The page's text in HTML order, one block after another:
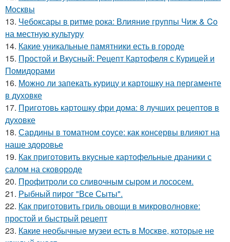
Москвы
13. Чебоксары в ритме рока: Влияние группы Чиж & Co
на местную культуру
14. Какие уникальные памятники есть в городе
15. Простой и Вкусный: Рецепт Картофеля с Курицей и
Помидорами
16. Можно ли запекать курицу и картошку на пергаменте
в духовке
17. Приготовь картошку фри дома: 8 лучших рецептов в
духовке
18. Сардины в томатном соусе: как консервы влияют на
наше здоровье
19. Как приготовить вкусные картофельные драники с
салом на сковороде
20. Профитроли со сливочным сыром и лососем.
21. Рыбный пирог "Все Сыты".
22. Как приготовить гриль овощи в микроволновке:
простой и быстрый рецепт
23. Какие необычные музеи есть в Москве, которые не